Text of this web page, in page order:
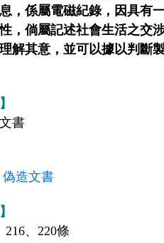
，係屬電磁紀錄，因具有
，倘屬記述社會生活之交
解其意，並可以據以判斷
書
偽造文書
216、220條